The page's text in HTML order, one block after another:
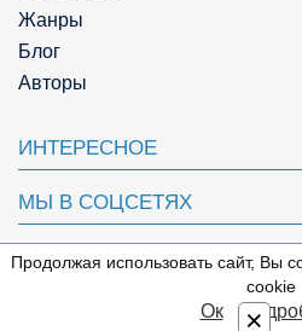
Жанры
Блог
Авторы
ИНТЕРЕСНОЕ
МЫ В СОЦСЕТЯХ
ПОЛЕЗНОЕ
Продолжая использовать сайт, Вы
cookie
Ок ×